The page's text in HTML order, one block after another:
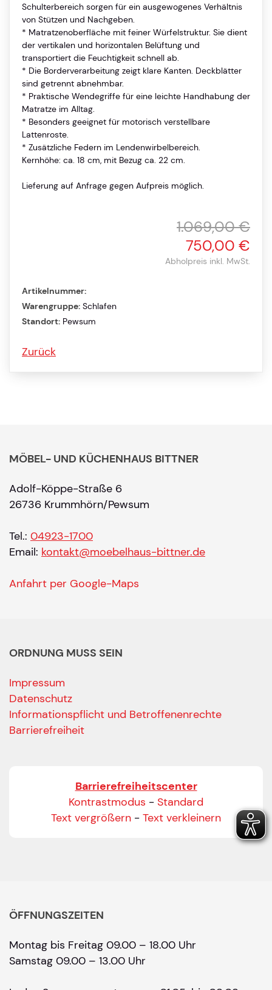
Schulterbereich sorgen für ein ausgewogenes Verhältnis
von Stützen und Nachgeben.
* Matratzenoberfläche mit feiner Würfelstruktur. Sie dient
der vertikalen und horizontalen Belüftung und
transportiert die Feuchtigkeit schnell ab.
* Die Borderverarbeitung zeigt klare Kanten. Deckblätter
sind getrennt abnehmbar.
* Praktische Wendegriffe für eine leichte Handhabung der
Matratze im Alltag.
* Besonders geeignet für motorisch verstellbare
Lattenroste.
* Zusätzliche Federn im Lendenwirbelbereich.
Kernhöhe: ca. 18 cm, mit Bezug ca. 22 cm.
Lieferung auf Anfrage gegen Aufpreis möglich.
1.069,00 €
750,00 €
Abholpreis inkl. MwSt.
Artikelnummer:
Warengruppe: Schlafen
Standort: Pewsum
Zurück
MÖBEL- UND KÜCHENHAUS BITTNER
Adolf-Köppe-Straße 6
26736 Krummhörn/Pewsum
Tel.: 04923-1700
Email: kontakt@moebelhaus-bittner.de
Anfahrt per Google-Maps
ORDNUNG MUSS SEIN
Impressum
Datenschutz
Informationspflicht und Betroffenenrechte
Barrierefreiheit
Barrierefreiheitscenter
Kontrastmodus - Standard
Text vergrößern - Text verkleinern
ÖFFNUNGSZEITEN
Montag bis Freitag 09.00 – 18.00 Uhr
Samstag 09.00 – 13.00 Uhr